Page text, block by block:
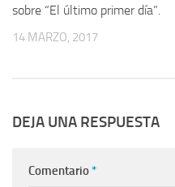
sobre “El último primer día”.
14 MARZO, 2017
DEJA UNA RESPUESTA
Comentario *